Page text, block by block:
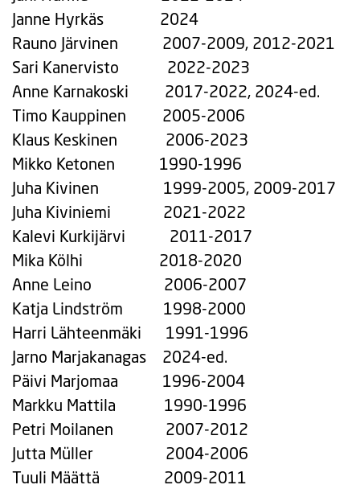
Janne Hyrkäs 2024
Rauno Järvinen 2007-2009, 2012-2021
Sari Kanervisto 2022-2023
Anne Karnakoski 2017-2022, 2024-ed.
Timo Kauppinen 2005-2006
Klaus Keskinen 2006-2023
Mikko Ketonen 1990-1996
Juha Kivinen 1999-2005, 2009-2017
Juha Kiviniemi 2021-2022
Kalevi Kurkijärvi 2011-2017
Mika Kölhi 2018-2020
Anne Leino 2006-2007
Katja Lindström 1998-2000
Harri Lähteenmäki 1991-1996
Jarno Marjakanagas 2024-ed.
Päivi Marjomaa 1996-2004
Markku Mattila 1990-1996
Petri Moilanen 2007-2012
Jutta Müller 2004-2006
Tuuli Määttä 2009-2011